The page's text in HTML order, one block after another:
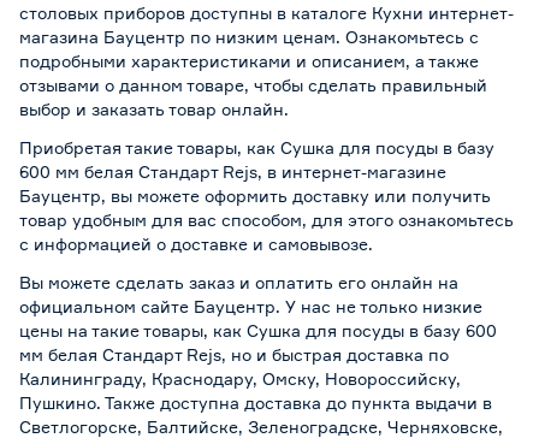
столовых приборов доступны в каталоге Кухни интернет-
магазина Бауцентр по низким ценам. Ознакомьтесь с
подробными характеристиками и описанием, а также
отзывами о данном товаре, чтобы сделать правильный
выбор и заказать товар онлайн.
Приобретая такие товары, как Сушка для посуды в базу
600 мм белая Стандарт Rejs, в интернет-магазине
Бауцентр, вы можете оформить доставку или получить
товар удобным для вас способом, для этого ознакомьтесь
с информацией о доставке и самовывозе.
Вы можете сделать заказ и оплатить его онлайн на
официальном сайте Бауцентр. У нас не только низкие
цены на такие товары, как Сушка для посуды в базу 600
мм белая Стандарт Rejs, но и быстрая доставка по
Калининграду, Краснодару, Омску, Новороссийску,
Пушкино. Также доступна доставка до пункта выдачи в
Светлогорске, Балтийске, Зеленоградске, Черняховске,